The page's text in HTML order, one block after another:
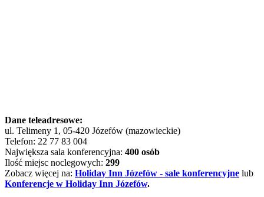
Dane teleadresowe:
ul. Telimeny 1, 05-420 Józefów (mazowieckie)
Telefon: 22 77 83 004
Największa sala konferencyjna: 400 osób
Ilość miejsc noclegowych: 299
Zobacz więcej na: Holiday Inn Józefów - sale konferencyjne lub
Konferencje w Holiday Inn Józefów.